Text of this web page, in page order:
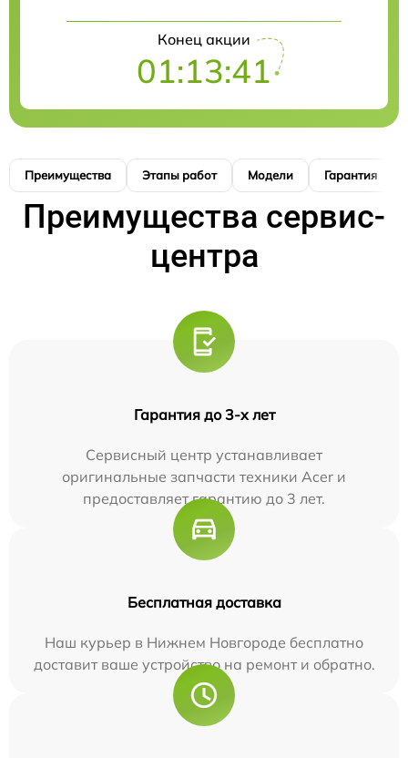
Конец акции
01:13:40
Преимущества Этапы работ Модели Гарантия
Преимущества сервис-
центра
Гарантия до 3-х лет
Сервисный центр устанавливает
оригинальные запчасти техники Acer и
предоставляет гарантию до 3 лет.
Бесплатная доставка
Наш курьер в Нижнем Новгороде бесплатно
доставит ваше устройство на ремонт и обратно.